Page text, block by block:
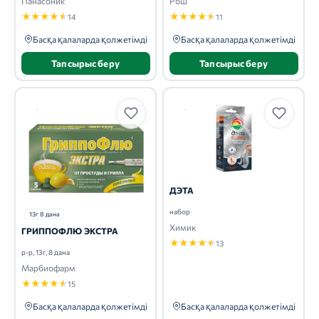
★★★★★14
Басқа қалаларда қолжетімді
Тапсырыс беру
★★★★★11
Басқа қалаларда қолжетімді
Тапсырыс беру
13г 8 дана
ГРИППОФЛЮ ЭКСТРА
р-р, 13г, 8 дана
Марбиофарм
★★★★★15
Басқа қалаларда қолжетімді
ДЭТА
набор
Химик
★★★★★13
Басқа қалаларда қолжетімді